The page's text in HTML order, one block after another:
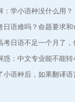
：学小语种没什么用？
日语难吗？命题要求和
考日语不足一个月了，
惑：中文专业能不能
小语种后，如果翻译